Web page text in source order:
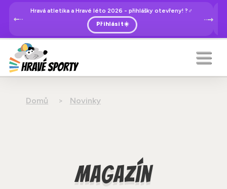
Hravá atletika a Hravé léto 2026 - přihlášky otevřeny! ?‍♂️
Přihlásit☀️
Domů Novinky
Magazín